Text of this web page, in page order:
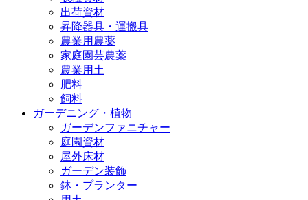
出荷資材
昇降器具・運搬具
農業用農薬
家庭園芸農薬
農業用土
肥料
飼料
ガーデニング・植物
ガーデンファニチャー
庭園資材
屋外床材
ガーデン装飾
鉢・プランター